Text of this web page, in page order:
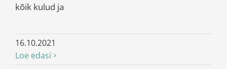
kõik kulud ja
16.10.2021
Loe edasi